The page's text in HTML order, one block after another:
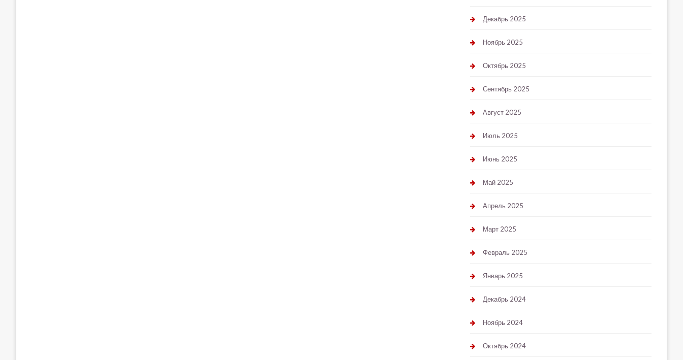
Декабрь 2025
Ноябрь 2025
Октябрь 2025
Сентябрь 2025
Август 2025
Июль 2025
Июнь 2025
Май 2025
Апрель 2025
Март 2025
Февраль 2025
Январь 2025
Декабрь 2024
Ноябрь 2024
Октябрь 2024